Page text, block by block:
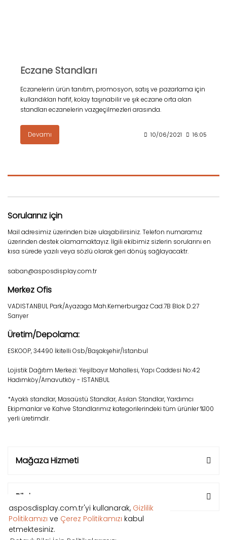
asposdisplay.com.tr'yi kullanarak, Gizlilik
Politikamızı ve Çerez Politikamızı kabul
etmektesiniz.
Eczane Standları
Eczanelerin ürün tanıtım, promosyon, satış ve pazarlama için
kullandıkları hafif, kolay taşınabilir ve şık eczane orta alan
standları eczanelerin vazgeçilmezleri arasında.
Devamı 10/06/2021 16:05
Sorularınız için
Mail adresimiz üzerinden bize ulaşabilirsiniz. Telefon numaramız
üzerinden destek olamamaktayız. İlgili ekibimiz sizlerin sorularını en
kısa sürede yazılı veya sözlü olarak geri dönüş sağlayacaktr.
saban@asposdisplay.com.tr
Merkez Ofis
VADISTANBUL Park/Ayazaga Mah.Kemerburgaz Cad.7B Blok D.27
Sarıyer
Üretim/Depolama:
ESKOOP, 34490 İkitelli Osb/Başakşehir/İstanbul
Lojistik Dağıtım Merkezi: Yeşilbayır Mahallesi, Yapı Caddesi No:42
Hadımköy/Arnavutköy - ISTANBUL
*Ayaklı standlar, Masaüstü Standlar, Asılan Standlar, Yardımcı
Ekipmanlar ve Kahve Standlarımız kategorilerindeki tüm ürünler %100
yerli üretimdir.
Mağaza Hizmeti
Bilgi